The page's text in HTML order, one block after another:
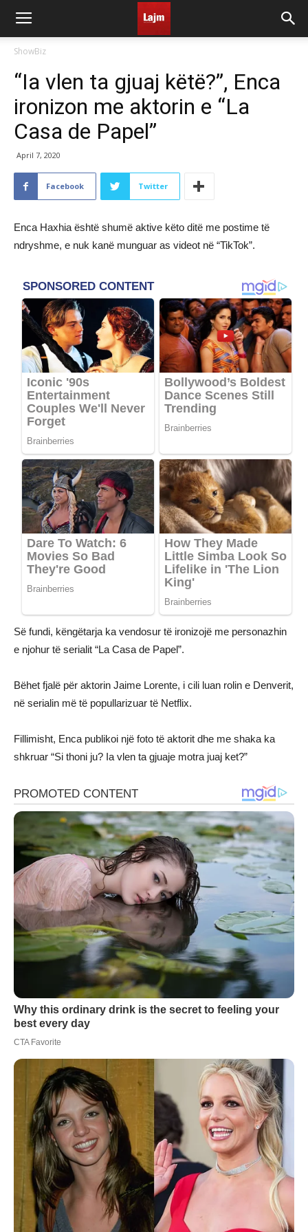
ShowBiz
“Ia vlen ta gjuaj këtë?”, Enca
ironizon me aktorin e “La
Casa de Papel”
April 7, 2020
Facebook Twitter
Enca Haxhia është shumë aktive këto ditë me postime të
ndryshme, e nuk kanë munguar as videot në “TikTok”.
Së fundi, këngëtarja ka vendosur të ironizojë me personazhin
e njohur të serialit “La Casa de Papel”.
Bëhet fjalë për aktorin Jaime Lorente, i cili luan rolin e Denverit,
në serialin më të popullarizuar të Netflix.
Fillimisht, Enca publikoi një foto të aktorit dhe me shaka ka
shkruar “Si thoni ju? Ia vlen ta gjuaje motra juaj ket?”